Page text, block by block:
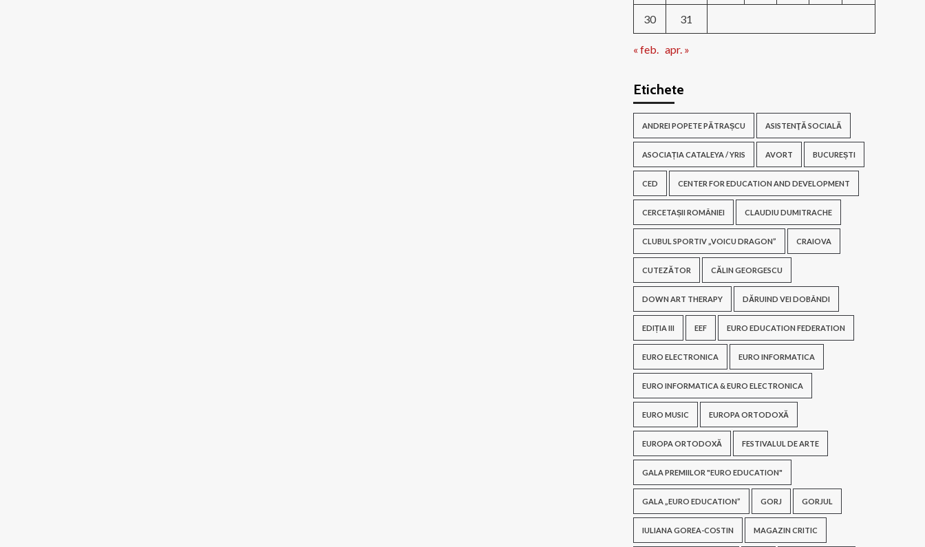
30 31
« feb. apr. »
Etichete
ANDREI POPETE PĂTRAȘCU ASISTENŢĂ SOCIALĂ
ASOCIAȚIA CATALEYA / YRIS AVORT BUCUREȘTI
CED CENTER FOR EDUCATION AND DEVELOPMENT
CERCETAȘII ROMÂNIEI CLAUDIU DUMITRACHE
CLUBUL SPORTIV „VOICU DRAGON” CRAIOVA
CUTEZĂTOR CĂLIN GEORGESCU
DOWN ART THERAPY DĂRUIND VEI DOBÂNDI
EDIȚIA III EEF EURO EDUCATION FEDERATION
EURO ELECTRONICA EURO INFORMATICA
EURO INFORMATICA & EURO ELECTRONICA
EURO MUSIC EUROPA ORTODOXĂ
EUROPA ORTODOXĂ FESTIVALUL DE ARTE
GALA PREMIILOR "EURO EDUCATION"
GALA „EURO EDUCATION” GORJ GORJUL
IULIANA GOREA-COSTIN MAGAZIN CRITIC